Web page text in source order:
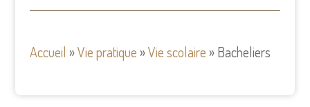
Accueil »Vie pratique »Vie scolaire »Bacheliers